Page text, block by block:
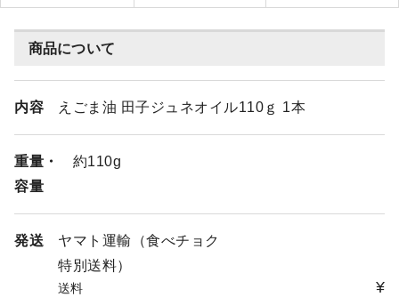
商品について
内容 えごま油 田子ジュネオイル110ｇ 1本
重量・
容量
約110g
発送
ヤマト運輸（食べチョク
特別送料）
送料 ¥